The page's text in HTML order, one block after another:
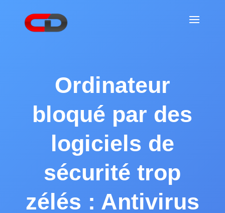
Ordinateur
bloqué par des
logiciels de
sécurité trop
zélés : Antivirus